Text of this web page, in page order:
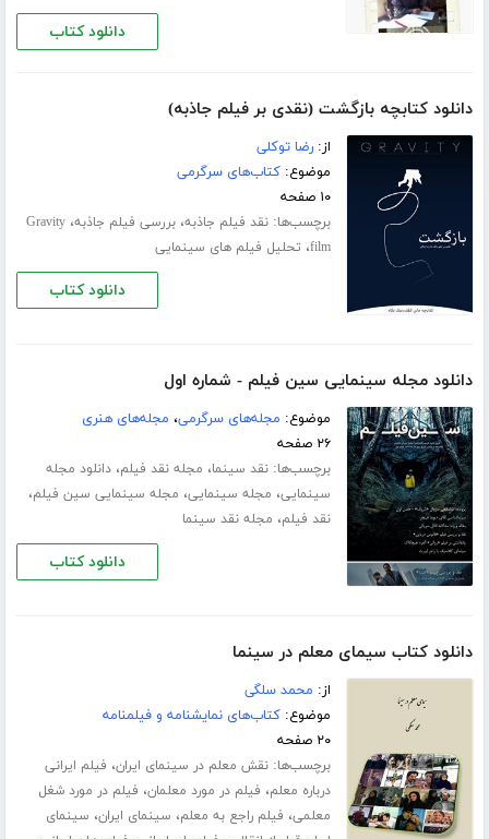
دانلود کتاب
دانلود کتابچه بازگشت (نقدی بر فیلم جاذبه)
از:رضا توکلی
موضوع:کتاب‌های سرگرمی
۱۰ صفحه
برچسب‌ها:نقد فیلم جاذبه،بررسی فیلم جاذبه،Gravity
film، تحلیل فیلم های سینمایی
دانلود کتاب
دانلود مجله سینمایی سین فیلم - شماره اول
موضوع: مجله‌های سرگرمی، مجله‌های هنری
۲۶ صفحه
برچسب‌ها:نقد سینما، مجله نقد فیلم،دانلود مجله
سینمایی، مجله سینمایی، مجله سینمایی سین فیلم،
نقد فیلم، مجله نقد سینما
دانلود کتاب
دانلود کتاب سیمای معلم در سینما
از: محمد سلگی
موضوع:کتاب‌های نمایشنامه و فیلمنامه
۲۰ صفحه
برچسب‌ها:نقش معلم در سینمای ایران، فیلم ایرانی
درباره معلم، فیلم در مورد معلمان، فیلم در مورد شغل
معلمی، فیلم راجع به معلم، سینمای ایران، سینمای